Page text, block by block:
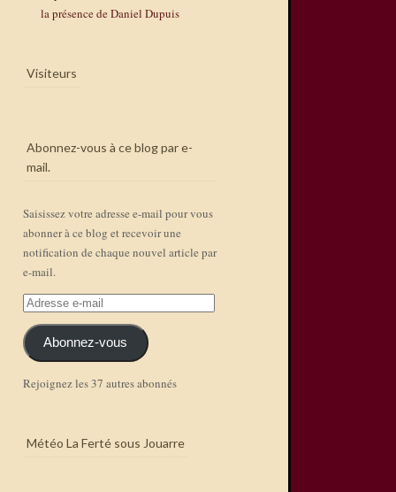
la présence de Daniel Dupuis
Visiteurs
Abonnez-vous à ce blog par e-
mail.
Saisissez votre adresse e-mail pour vous
abonner à ce blog et recevoir une
notification de chaque nouvel article par
e-mail.
Adresse
mail Abonnez-vous
Rejoignez les 37 autres abonnés
Météo La Ferté sous Jouarre